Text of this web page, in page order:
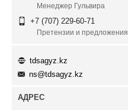
Менеджер Гульвира
+7 (707) 229-60-71
Претензии и предложения
tdsagyz.kz
ns@tdsagyz.kz